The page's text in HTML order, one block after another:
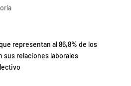
representan al 86,8% de los
sus relaciones laborales